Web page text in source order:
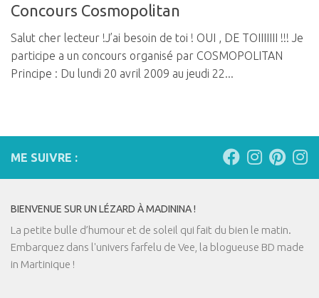
Concours Cosmopolitan
Salut cher lecteur !J’ai besoin de toi ! OUI , DE TOIIIIIII !!! Je
participe a un concours organisé par COSMOPOLITAN
Principe : Du lundi 20 avril 2009 au jeudi 22...
ME SUIVRE :
BIENVENUE SUR UN LÉZARD À MADININA !
La petite bulle d’humour et de soleil qui fait du bien le matin.
Embarquez dans l'univers farfelu de Vee, la blogueuse BD made
in Martinique !